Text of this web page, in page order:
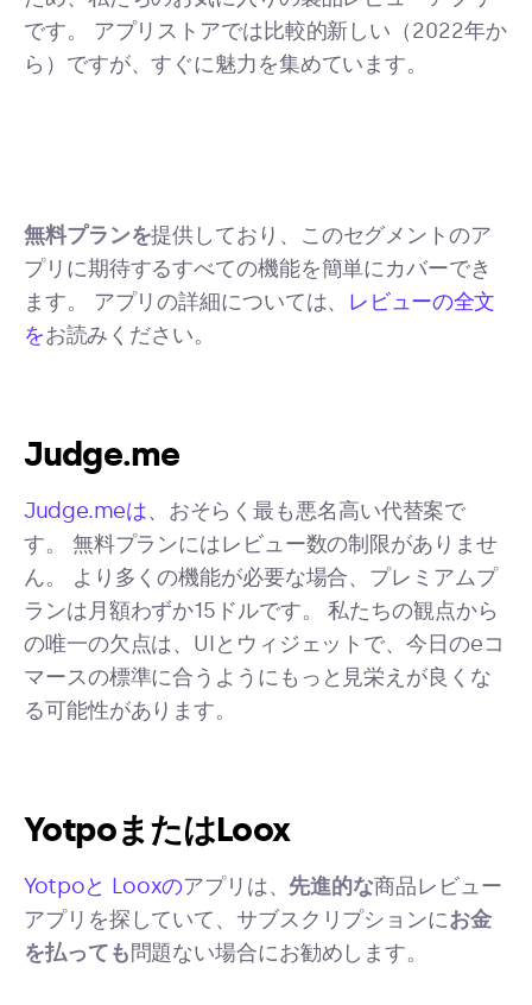
です。 アプリストアでは比較的新しい（2022年か
ら）ですが、すぐに魅力を集めています。
無料プランを提供しており、このセグメントのア
プリに期待するすべての機能を簡単にカバーでき
ます。 アプリの詳細については、 レビューの全文
をお読みください。
Judge.me
Judge.meは、おそらく最も悪名高い代替案で
す。 無料プランにはレビュー数の制限がありませ
ん。 より多くの機能が必要な場合、プレミアムプ
ランは月額わずか15ドルです。 私たちの観点から
の唯一の欠点は、UIとウィジェットで、今日のeコ
マースの標準に合うようにもっと見栄えが良くな
る可能性があります。
YotpoまたはLoox
Yotpoと Looxのアプリは、 先進的な商品レビュー
アプリを探していて、サブスクリプションにお金
を払っても問題ない場合にお勧めします。